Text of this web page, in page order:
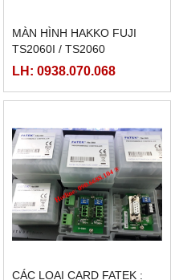
MÀN HÌNH HAKKO FUJI
TS2060I / TS2060
LH: 0938.070.068
CÁC LOẠI CARD FATEK :